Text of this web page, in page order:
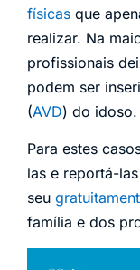
físicas que
realizar. Na
profissionais
podem ser
(AVD) do idoso.
Para estes
las e reportá-
seu
família e dos